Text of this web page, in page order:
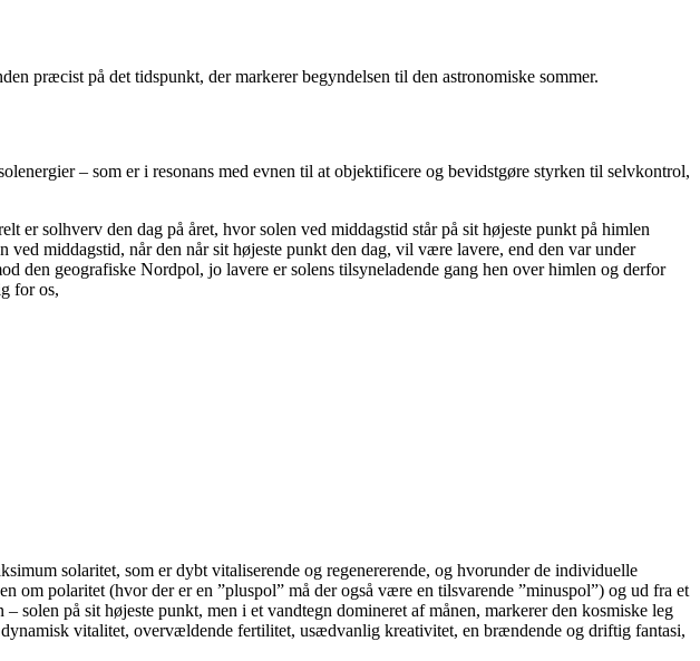
præcist på det tidspunkt, der markerer begyndelsen til den astronomiske sommer.
– som er i resonans med evnen til at objektificere og bevidstgøre styrken til selvkontrol,
solhverv den dag på året, hvor solen ved middagstid står på sit højeste punkt på himlen
ved middagstid, når den når sit højeste punkt den dag, vil være lavere, end den var under
den geografiske Nordpol, jo lavere er solens tilsyneladende gang hen over himlen og derfor
for os,
solaritet, som er dybt vitaliserende og regenererende, og hvorunder de individuelle
om polaritet (hvor der er en ”pluspol” må der også være en tilsvarende ”minuspol”) og ud fra et
solen på sit højeste punkt, men i et vandtegn domineret af månen, markerer den kosmiske leg
vitalitet, overvældende fertilitet, usædvanlig kreativitet, en brændende og driftig fantasi,